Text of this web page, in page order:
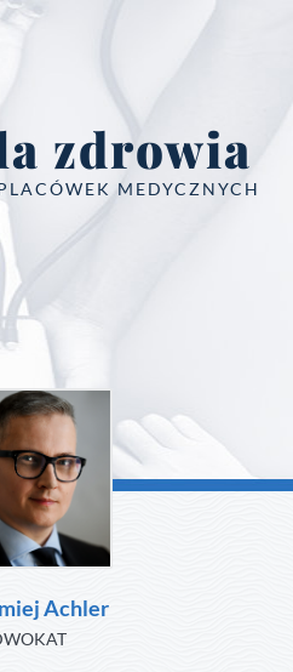
zdrowia
MEDYCZNYCH
Achler